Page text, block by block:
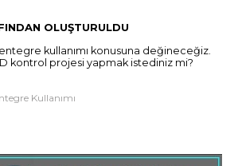
OLUŞTURULDU
kullanımı konusuna değineceğiz.
kontrol projesi yapmak istediniz mi?
Kullanımı